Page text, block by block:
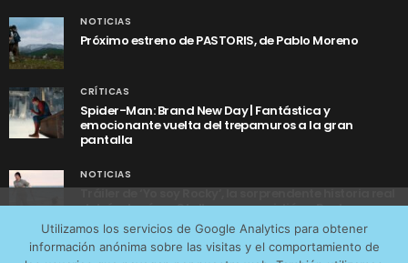
NOTICIAS
Próximo estreno de PASTORIS, de Pablo Moreno
CRÍTICAS
Spider-Man: Brand New Day | Fantástica y
emocionante vuelta del trepamuros a la gran
pantalla
NOTICIAS
Tráiler de ‘Yo soy Rocky’, la sorprendente historia real
detrás de cómo Stallone se convirtió en Rocky
Utilizamos los servicios de Google Analytics para obtener
información anónima sobre las visitas y el comportamiento de
tráfico web que recibimos y conocer los servicios que